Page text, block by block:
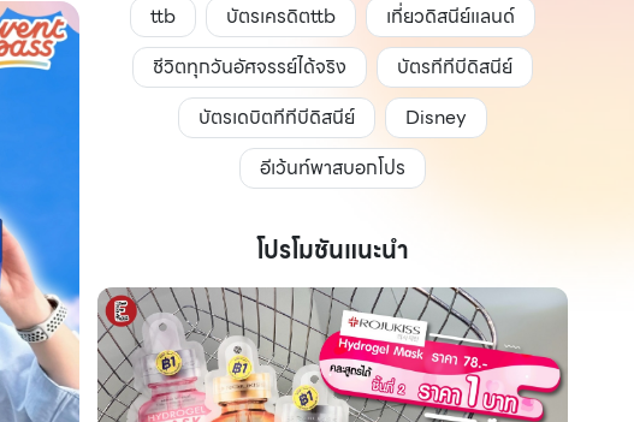
ttb
บัตรเครดิตttb
เที่ยวดิสนีย์แลนด์
ชีวิตทุกวันอัศจรรย์ได้จริง
บัตรทีทีบีดิสนีย์
บัตรเดบิตทีทีบีดิสนีย์
Disney
อีเว้นท์พาสบอกโปร
โปรโมชันแนะนำ